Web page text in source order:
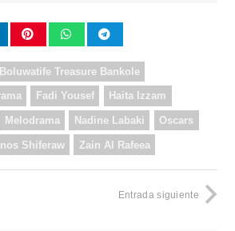
Boluwatife Treasure Bankole
Fadi Yousef Haita Izzam
Melodrama Nadine Labaki Oscars
Shiferaw Zain Al Rafeea
Entrada siguiente